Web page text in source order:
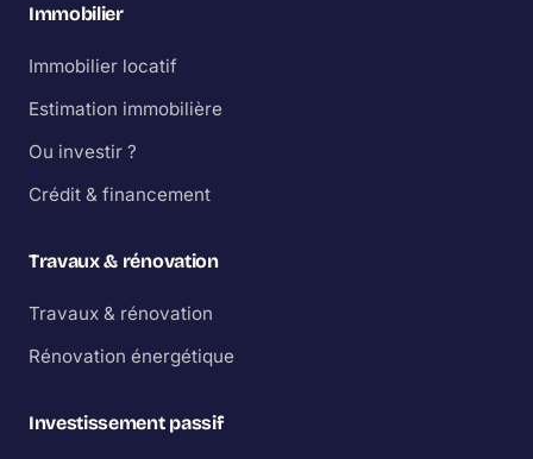
Immobilier
Immobilier locatif
Estimation immobilière
Ou investir ?
Crédit & financement
Travaux & rénovation
Travaux & rénovation
Rénovation énergétique
Investissement passif